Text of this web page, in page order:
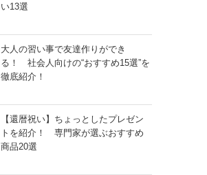
い13選
大人の習い事で友達作りができ
る！ 社会人向けの“おすすめ15選”を
徹底紹介！
【還暦祝い】ちょっとしたプレゼン
トを紹介！ 専門家が選ぶおすすめ
商品20選